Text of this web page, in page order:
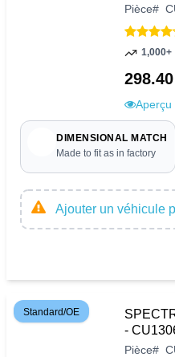
Pièce#
1,000+
298.40
Aperçu
DIMENSIONAL MATCH
Made to fit as in factory
Ajouter un véhicule
Standard/OE
-
Pièce#